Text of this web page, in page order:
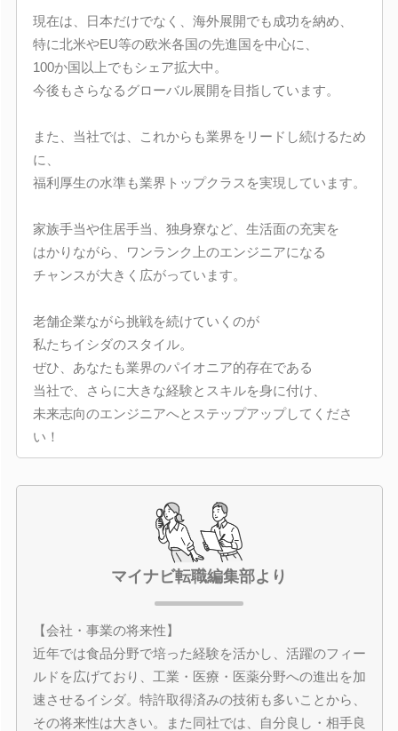
現在は、日本だけでなく、海外展開でも成功を納め、
特に北米やEU等の欧米各国の先進国を中心に、
100か国以上でもシェア拡大中。
今後もさらなるグローバル展開を目指しています。
また、当社では、これからも業界をリードし続けるため
に、
福利厚生の水準も業界トップクラスを実現しています。
家族手当や住居手当、独身寮など、生活面の充実を
はかりながら、ワンランク上のエンジニアになる
チャンスが大きく広がっています。
老舗企業ながら挑戦を続けていくのが
私たちイシダのスタイル。
ぜひ、あなたも業界のパイオニア的存在である
当社で、さらに大きな経験とスキルを身に付け、
未来志向のエンジニアへとステップアップしてくださ
い！
マイナビ転職編集部より
【会社・事業の将来性】
近年では食品分野で培った経験を活かし、活躍のフィー
ルドを広げており、工業・医療・医薬分野への進出を加
速させるイシダ。特許取得済みの技術も多いことから、
その将来性は大きい。また同社では、自分良し・相手良